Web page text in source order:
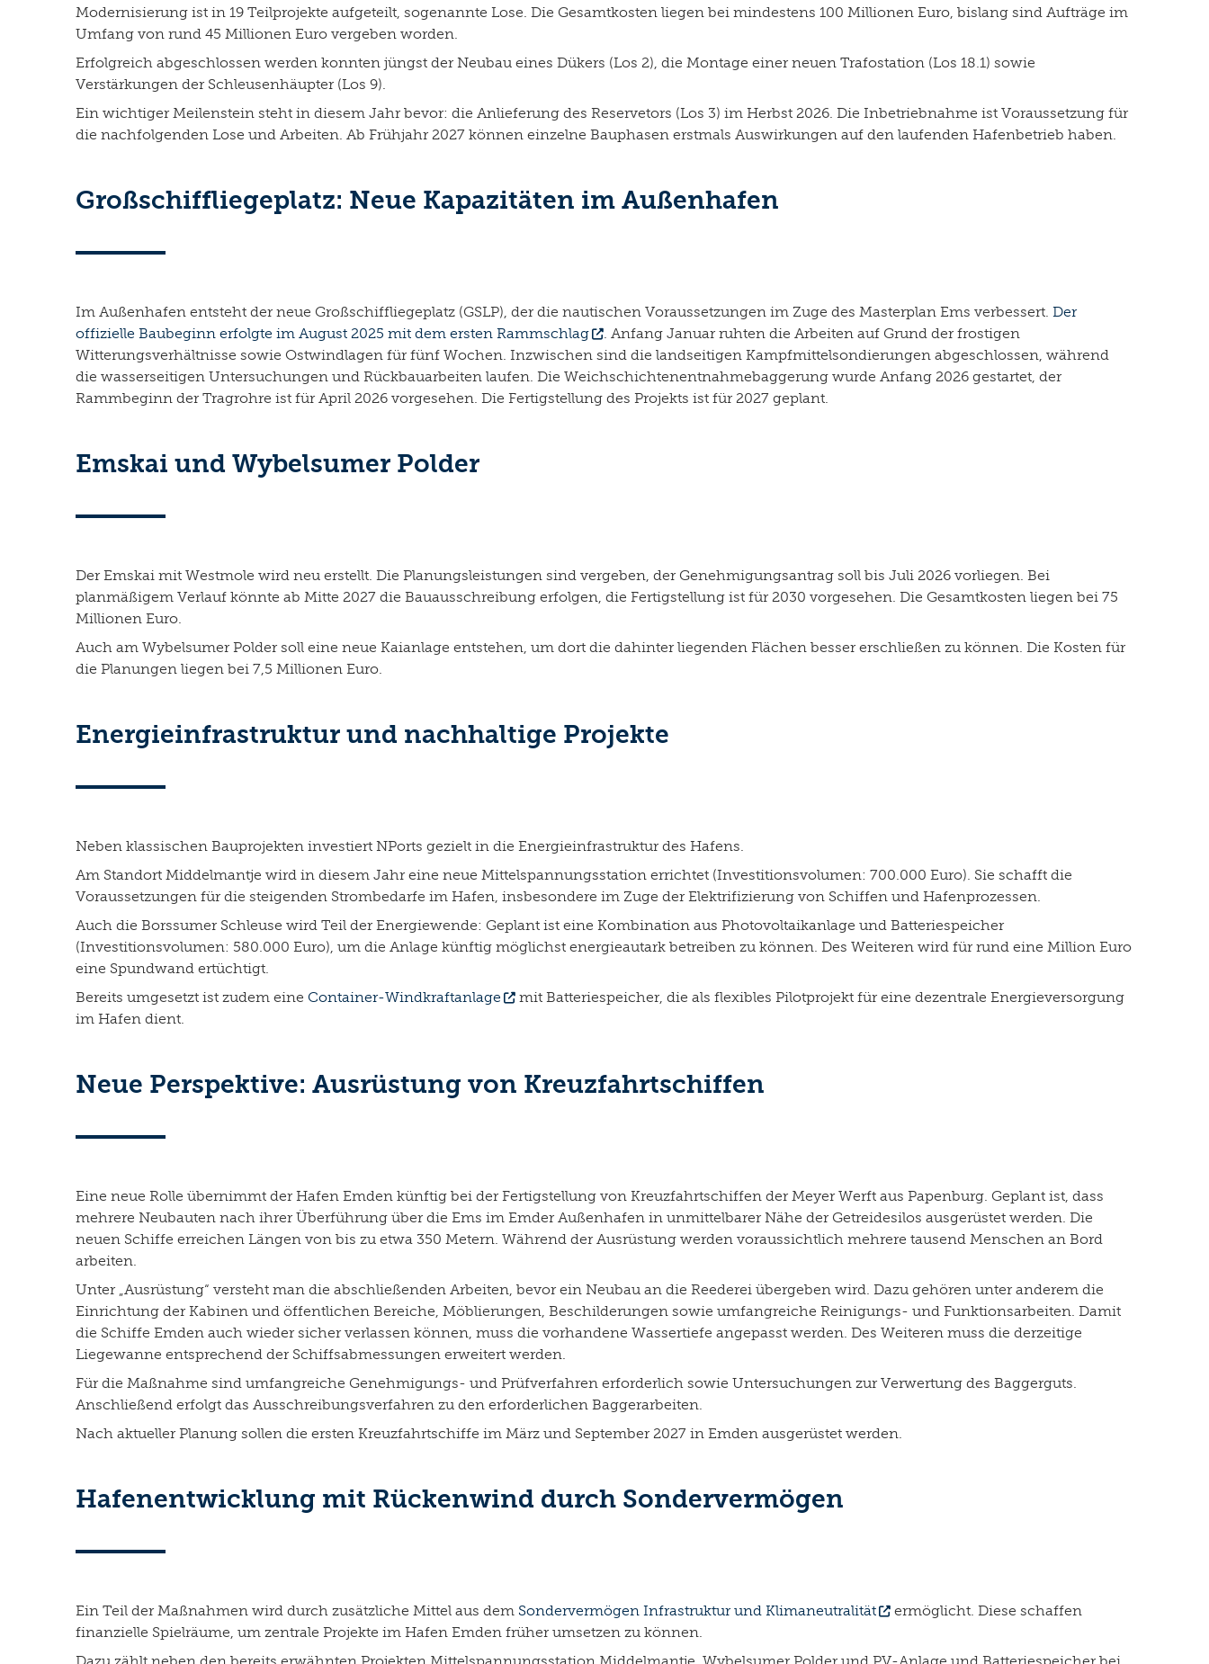
Modernisierung ist in 19 Teilprojekte aufgeteilt, sogenannte Lose. Die Gesamtkosten liegen bei mindestens 100 Millionen Euro, bislang sind Aufträge im
Umfang von rund 45 Millionen Euro vergeben worden.
Erfolgreich abgeschlossen werden konnten jüngst der Neubau eines Dükers (Los 2), die Montage einer neuen Trafostation (Los 18.1) sowie
Verstärkungen der Schleusenhäupter (Los 9).
Ein wichtiger Meilenstein steht in diesem Jahr bevor: die Anlieferung des Reservetors (Los 3) im Herbst 2026. Die Inbetriebnahme ist Voraussetzung für
die nachfolgenden Lose und Arbeiten. Ab Frühjahr 2027 können einzelne Bauphasen erstmals Auswirkungen auf den laufenden Hafenbetrieb haben.
Großschiffliegeplatz: Neue Kapazitäten im Außenhafen
Im Außenhafen entsteht der neue Großschiffliegeplatz (GSLP), der die nautischen Voraussetzungen im Zuge des Masterplan Ems verbessert. Der
offizielle Baubeginn erfolgte im August 2025 mit dem ersten Rammschlag
. Anfang Januar ruhten die Arbeiten auf Grund der frostigen
Witterungsverhältnisse sowie Ostwindlagen für fünf Wochen. Inzwischen sind die landseitigen Kampfmittelsondierungen abgeschlossen, während
die wasserseitigen Untersuchungen und Rückbauarbeiten laufen. Die Weichschichtenentnahmebaggerung wurde Anfang 2026 gestartet, der
Rammbeginn der Tragrohre ist für April 2026 vorgesehen. Die Fertigstellung des Projekts ist für 2027 geplant.
Emskai und Wybelsumer Polder
Der Emskai mit Westmole wird neu erstellt. Die Planungsleistungen sind vergeben, der Genehmigungsantrag soll bis Juli 2026 vorliegen. Bei
planmäßigem Verlauf könnte ab Mitte 2027 die Bauausschreibung erfolgen, die Fertigstellung ist für 2030 vorgesehen. Die Gesamtkosten liegen bei 75
Millionen Euro.
Auch am Wybelsumer Polder soll eine neue Kaianlage entstehen, um dort die dahinter liegenden Flächen besser erschließen zu können. Die Kosten für
die Planungen liegen bei 7,5 Millionen Euro.
Energieinfrastruktur und nachhaltige Projekte
Neben klassischen Bauprojekten investiert NPorts gezielt in die Energieinfrastruktur des Hafens.
Am Standort Middelmantje wird in diesem Jahr eine neue Mittelspannungsstation errichtet (Investitionsvolumen: 700.000 Euro). Sie schafft die
Voraussetzungen für die steigenden Strombedarfe im Hafen, insbesondere im Zuge der Elektrifizierung von Schiffen und Hafenprozessen.
Auch die Borssumer Schleuse wird Teil der Energiewende: Geplant ist eine Kombination aus Photovoltaikanlage und Batteriespeicher
(Investitionsvolumen: 580.000 Euro), um die Anlage künftig möglichst energieautark betreiben zu können. Des Weiteren wird für rund eine Million Euro
eine Spundwand ertüchtigt.
Bereits umgesetzt ist zudem eine Container-Windkraftanlage
mit Batteriespeicher, die als flexibles Pilotprojekt für eine dezentrale Energieversorgung
im Hafen dient.
Neue Perspektive: Ausrüstung von Kreuzfahrtschiffen
Eine neue Rolle übernimmt der Hafen Emden künftig bei der Fertigstellung von Kreuzfahrtschiffen der Meyer Werft aus Papenburg. Geplant ist, dass
mehrere Neubauten nach ihrer Überführung über die Ems im Emder Außenhafen in unmittelbarer Nähe der Getreidesilos ausgerüstet werden. Die
neuen Schiffe erreichen Längen von bis zu etwa 350 Metern. Während der Ausrüstung werden voraussichtlich mehrere tausend Menschen an Bord
arbeiten.
Unter „Ausrüstung“ versteht man die abschließenden Arbeiten, bevor ein Neubau an die Reederei übergeben wird. Dazu gehören unter anderem die
Einrichtung der Kabinen und öffentlichen Bereiche, Möblierungen, Beschilderungen sowie umfangreiche Reinigungs- und Funktionsarbeiten. Damit
die Schiffe Emden auch wieder sicher verlassen können, muss die vorhandene Wassertiefe angepasst werden. Des Weiteren muss die derzeitige
Liegewanne entsprechend der Schiffsabmessungen erweitert werden.
Für die Maßnahme sind umfangreiche Genehmigungs- und Prüfverfahren erforderlich sowie Untersuchungen zur Verwertung des Baggerguts.
Anschließend erfolgt das Ausschreibungsverfahren zu den erforderlichen Baggerarbeiten.
Nach aktueller Planung sollen die ersten Kreuzfahrtschiffe im März und September 2027 in Emden ausgerüstet werden.
Hafenentwicklung mit Rückenwind durch Sondervermögen
Ein Teil der Maßnahmen wird durch zusätzliche Mittel aus dem Sondervermögen Infrastruktur und Klimaneutralität
ermöglicht. Diese schaffen
finanzielle Spielräume, um zentrale Projekte im Hafen Emden früher umsetzen zu können.